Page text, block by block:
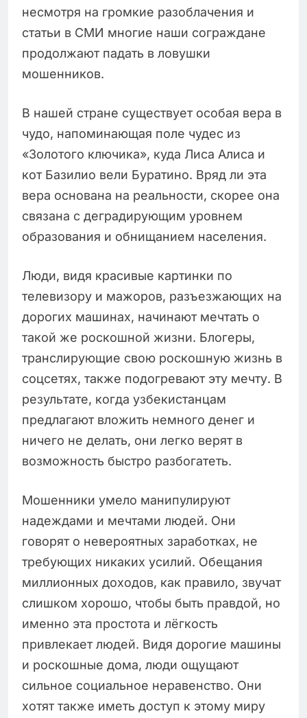
несмотря на громкие разоблачения и
статьи в СМИ многие наши сограждане
продолжают падать в ловушки
мошенников.
В нашей стране существует особая вера в
чудо, напоминающая поле чудес из
«Золотого ключика», куда Лиса Алиса и
кот Базилио вели Буратино. Вряд ли эта
вера основана на реальности, скорее она
связана с деградирующим уровнем
образования и обнищанием населения.
Люди, видя красивые картинки по
телевизору и мажоров, разъезжающих на
дорогих машинах, начинают мечтать о
такой же роскошной жизни. Блогеры,
транслирующие свою роскошную жизнь в
соцсетях, также подогревают эту мечту. В
результате, когда узбекистанцам
предлагают вложить немного денег и
ничего не делать, они легко верят в
возможность быстро разбогатеть.
Мошенники умело манипулируют
надеждами и мечтами людей. Они
говорят о невероятных заработках, не
требующих никаких усилий. Обещания
миллионных доходов, как правило, звучат
слишком хорошо, чтобы быть правдой, но
именно эта простота и лёгкость
привлекает людей. Видя дорогие машины
и роскошные дома, люди ощущают
сильное социальное неравенство. Они
хотят также иметь доступ к этому миру